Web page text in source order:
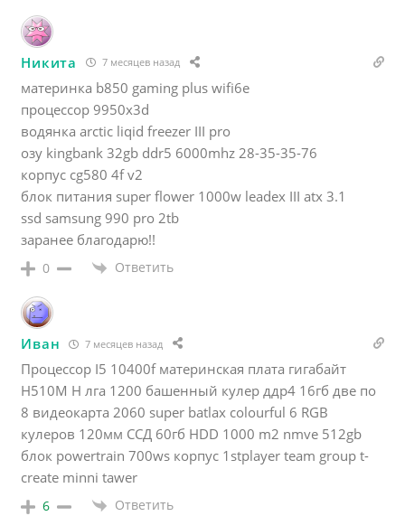
Никита 7 месяцев назад
материнка b850 gaming plus wifi6e
процессор 9950x3d
водянка arctic liqid freezer III pro
озу kingbank 32gb ddr5 6000mhz 28-35-35-76
корпус cg580 4f v2
блок питания super flower 1000w leadex III atx 3.1
ssd samsung 990 pro 2tb
заранее благодарю!!
0 Ответить
Иван 7 месяцев назад
Процессор I5 10400f материнская плата гигабайт
H510M H лга 1200 башенный кулер ддр4 16гб две по
8 видеокарта 2060 super batlax colourful 6 RGB
кулеров 120мм ССД 60гб HDD 1000 m2 nmve 512gb
блок powertrain 700ws корпус 1stplayer team group t-
create minni tawer
6 Ответить